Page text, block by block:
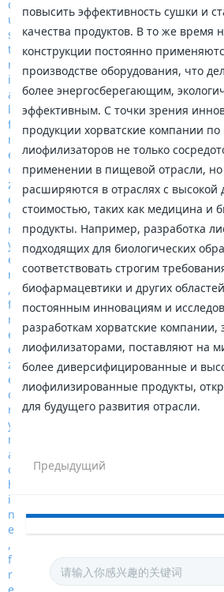
повысить эффективность сушки и
качества продуктов. В то же время
конструкции постоянно
производстве оборудования, что
более энергосберегающим,
эффективным. С точки зрения
продукции хорватские компании по
лиофилизаторов не только
применении в пищевой отрасли, но
расширяются в отраслях с высокой
стоимостью, таких как медицина и
продукты. Например, разработка
подходящих для биологических
соответствовать строгим
биофармацевтики и других
постоянным инновациям и
разработкам хорватские
лиофилизаторами, поставляют на
более диверсифицированные и
лиофилизированные продукты,
для будущего развития отрасли.
Предыдущий